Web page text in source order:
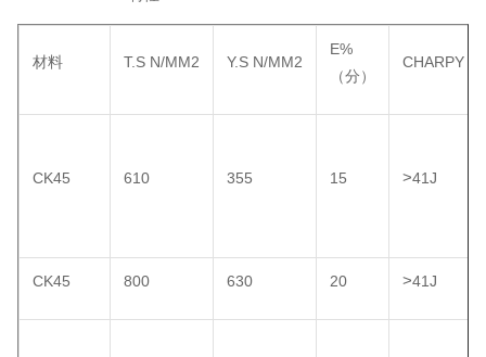
材料 T.S N/MM2 Y.S N/MM2
E%
（分）
CHARPY
CK45 610 355 15 >41J
CK45 800 630 20 >41J